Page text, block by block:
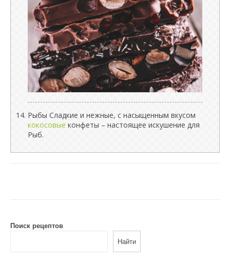
Рыбы Сладкие и нежные, с насыщенным вкусом
кокосовые конфеты – настоящее искушение для
Рыб.
Поиск рецептов
Найти